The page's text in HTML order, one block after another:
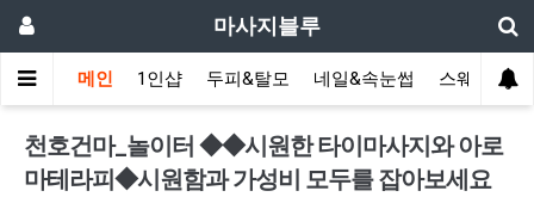
마사지블루
메인 1인샵 두피&탈모 네일&속눈썹 스웨디시(
천호건마_놀이터 ◆◆시원한 타이마사지와 아로
마테라피◆시원함과 가성비 모두를 잡아보세요